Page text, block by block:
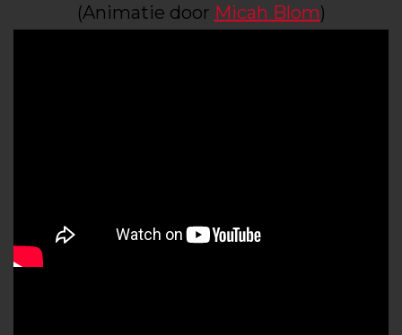
(Animatie door Micah Blom)